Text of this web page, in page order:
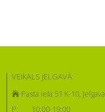
VEIKALS JELGAVĀ:
Pasta iela 51 K-10, Jelgava
P:
10:00-19:00